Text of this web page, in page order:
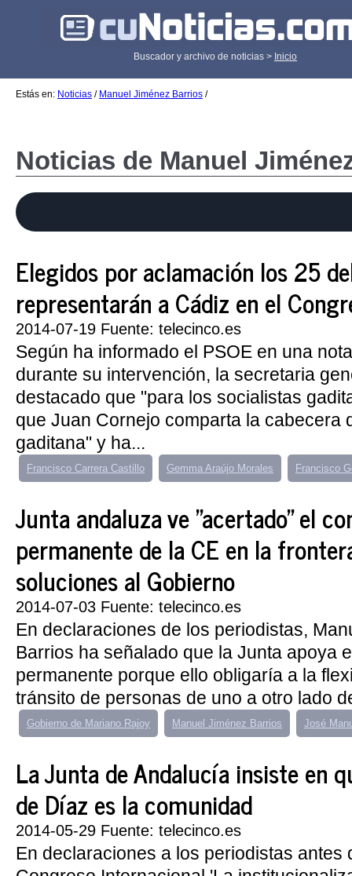
Buscador y archivo de noticias > Inicio
Estás en: Noticias / Manuel Jiménez Barrios /
Noticias de Manuel
Elegidos por aclamación los 25
representarán a Cádiz en el
2014-07-19 Fuente: telecinco.es
Según ha informado el PSOE en una
durante su intervención, la secretaria
destacado que "para los socialistas
que Juan Cornejo comparta la cabecera
gaditana" y ha...
Francisco Carrera Castillo Gemma Araújo Morales Francisco
Junta andaluza ve "acertado" el
permanente de la CE en la
soluciones al Gobierno
2014-07-03 Fuente: telecinco.es
En declaraciones de los periodistas,
Barrios ha señalado que la Junta apoya
permanente porque ello obligaría a la
tránsito de personas de uno a otro lado
Gobierno de Mariano Rajoy Manuel Jiménez Barrios José
La Junta de Andalucía insiste en
de Díaz es la comunidad
2014-05-29 Fuente: telecinco.es
En declaraciones a los periodistas antes